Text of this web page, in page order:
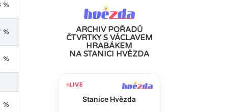
%
%
%
%
ARCHIV POŘADŮ
ČTVRTKY S VÁCLAVEM
HRABÁKEM
NA STANICI HVĚZDA
LIVE
Stanice Hvězda